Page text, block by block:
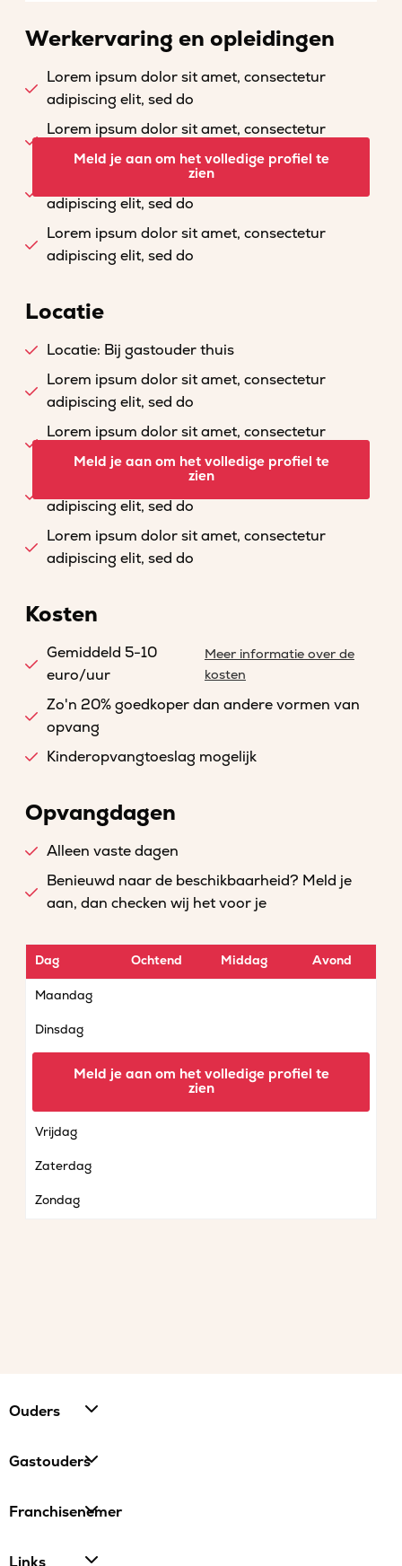
Werkervaring en opleidingen
Lorem ipsum dolor sit amet, consectetur
adipiscing elit, sed do
Lorem ipsum dolor sit amet, consectetur
adipiscing elit, sed do
Lorem ipsum dolor sit amet, consectetur
adipiscing elit, sed do
Lorem ipsum dolor sit amet, consectetur
adipiscing elit, sed do
Meld je aan om het volledige profiel te
zien
Locatie
Locatie: Bij gastouder thuis
Lorem ipsum dolor sit amet, consectetur
adipiscing elit, sed do
Lorem ipsum dolor sit amet, consectetur
adipiscing elit, sed do
Lorem ipsum dolor sit amet, consectetur
adipiscing elit, sed do
Lorem ipsum dolor sit amet, consectetur
adipiscing elit, sed do
Meld je aan om het volledige profiel te
zien
Kosten
Gemiddeld 5-10
euro/uur
Meer informatie over de
kosten
Zo'n 20% goedkoper dan andere vormen van
opvang
Kinderopvangtoeslag mogelijk
Opvangdagen
Alleen vaste dagen
Benieuwd naar de beschikbaarheid? Meld je
aan, dan checken wij het voor je
Dag Ochtend Middag Avond
Maandag
Dinsdag
Vrijdag
Zaterdag
Zondag
Meld je aan om het volledige profiel te
zien
Ouders
Gastouders
Franchisenemer
Links